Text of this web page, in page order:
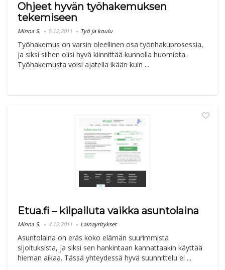
Ohjeet hyvän työhakemuksen
tekemiseen
Minna S. 5.12.2011 Työ ja koulu
Työhakemus on varsin oleellinen osa työnhakuprosessia,
ja siksi siihen olisi hyvä kiinnittää kunnolla huomiota.
Työhakemusta voisi ajatella ikään kuin ...
Etua.fi – kilpailuta vaikka asuntolaina
Minna S. 4.12.2011 Lainayritykset
Asuntolaina on eräs koko elämän suurimmista
sijoituksista, ja siksi sen hankintaan kannattaakin käyttää
hieman aikaa. Tässä yhteydessä hyvä suunnittelu ei ...